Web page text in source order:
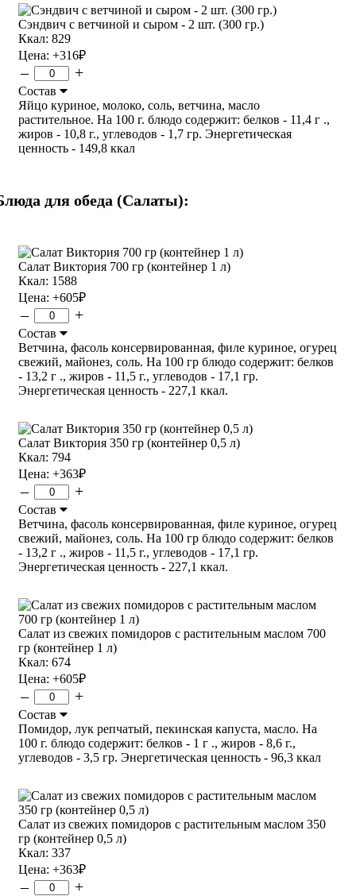
Сэндвич с ветчиной и сыром - 2 шт. (300 гр.)
Ккал: 829
Цена: +316₽
– +
Состав
Яйцо куриное, молоко, соль, ветчина, масло
растительное. На 100 г. блюдо содержит: белков - 11,4 г .,
жиров - 10,8 г., углеводов - 1,7 гр. Энергетическая
ценность - 149,8 ккал
для обеда (Салаты):
Салат Виктория 700 гр (контейнер 1 л)
Ккал: 1588
Цена: +605₽
– +
Состав
Ветчина, фасоль консервированная, филе куриное, огурец
свежий, майонез, соль. На 100 гр блюдо содержит: белков
- 13,2 г ., жиров - 11,5 г., углеводов - 17,1 гр.
Энергетическая ценность - 227,1 ккал.
Салат Виктория 350 гр (контейнер 0,5 л)
Ккал: 794
Цена: +363₽
– +
Состав
Ветчина, фасоль консервированная, филе куриное, огурец
свежий, майонез, соль. На 100 гр блюдо содержит: белков
- 13,2 г ., жиров - 11,5 г., углеводов - 17,1 гр.
Энергетическая ценность - 227,1 ккал.
Салат из свежих помидоров с растительным маслом 700
гр (контейнер 1 л)
Ккал: 674
Цена: +605₽
– +
Состав
Помидор, лук репчатый, пекинская капуста, масло. На
100 г. блюдо содержит: белков - 1 г ., жиров - 8,6 г.,
углеводов - 3,5 гр. Энергетическая ценность - 96,3 ккал
Салат из свежих помидоров с растительным маслом 350
гр (контейнер 0,5 л)
Ккал: 337
Цена: +363₽
– +